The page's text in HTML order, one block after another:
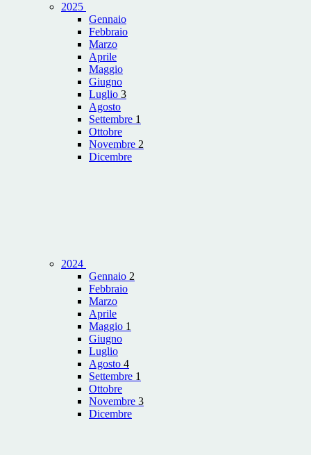
2025
Gennaio
Febbraio
Marzo
Aprile
Maggio
Giugno
Luglio 3
Agosto
Settembre 1
Ottobre
Novembre 2
Dicembre
2024
Gennaio 2
Febbraio
Marzo
Aprile
Maggio 1
Giugno
Luglio
Agosto 4
Settembre 1
Ottobre
Novembre 3
Dicembre